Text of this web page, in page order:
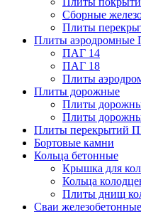
Сборные
Плиты
Плиты аэродромные
ПАГ 14
ПАГ 18
Плиты
Плиты дорожные
Плиты
Плиты
Плиты перекрытий
Бортовые камни
Кольца бетонные
Крышка для
Кольца
Плиты днищ
Сваи железобетонные